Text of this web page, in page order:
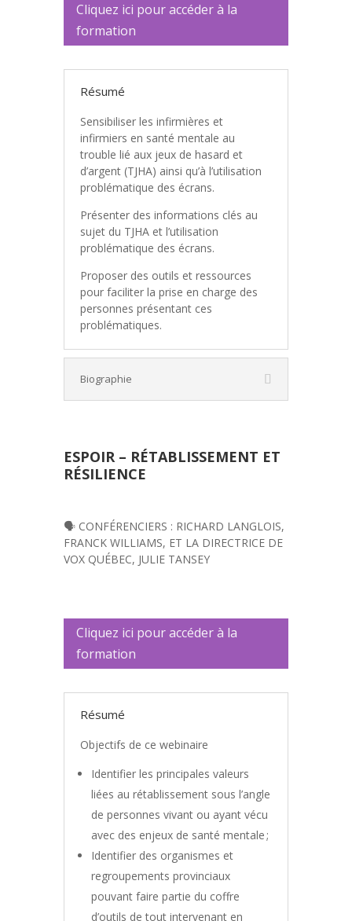
Cliquez ici pour accéder à la
formation
Résumé
Sensibiliser les infirmières et
infirmiers en santé mentale au
trouble lié aux jeux de hasard et
d’argent (TJHA) ainsi qu’à l’utilisation
problématique des écrans.
Présenter des informations clés au
sujet du TJHA et l’utilisation
problématique des écrans.
Proposer des outils et ressources
pour faciliter la prise en charge des
personnes présentant ces
problématiques.
Biographie
ESPOIR – RÉTABLISSEMENT ET
RÉSILIENCE
🗣️ CONFÉRENCIERS : RICHARD LANGLOIS,
FRANCK WILLIAMS, ET LA DIRECTRICE DE
VOX QUÉBEC, JULIE TANSEY
Cliquez ici pour accéder à la
formation
Résumé
Objectifs de ce webinaire
Identifier les principales valeurs
liées au rétablissement sous l’angle
de personnes vivant ou ayant vécu
avec des enjeux de santé mentale ;
Identifier des organismes et
regroupements provinciaux
pouvant faire partie du coffre
d’outils de tout intervenant en